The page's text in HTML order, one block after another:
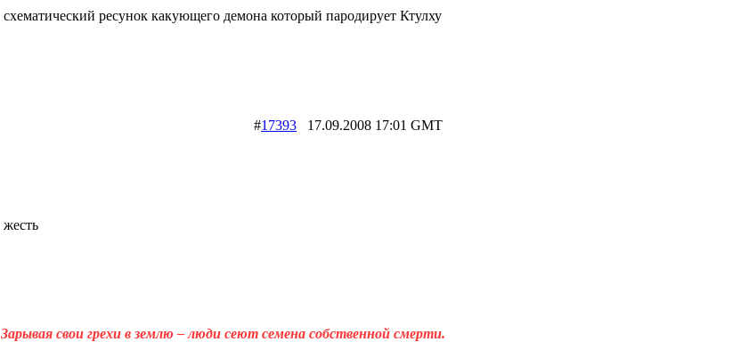
схематический ресунок какующего демона который пародирует Ктулху
#17393 17.09.2008 17:01 GMT
жесть
Зарывая свои грехи в землю – люди сеют семена собственной смерти.